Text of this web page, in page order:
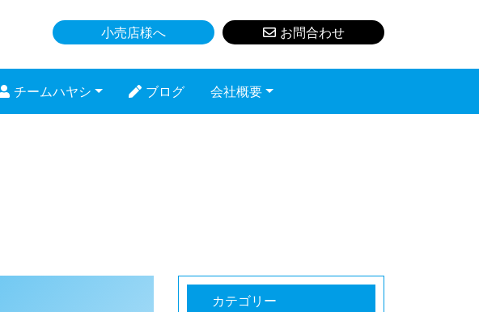
小売店様へ お問合わせ
チームハヤシ ブログ 会社概要
カテゴリー